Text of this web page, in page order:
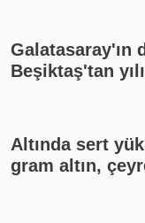
Galatasaray'ın
Beşiktaş'tan
Altında sert yükseliş! 6
gram altın,